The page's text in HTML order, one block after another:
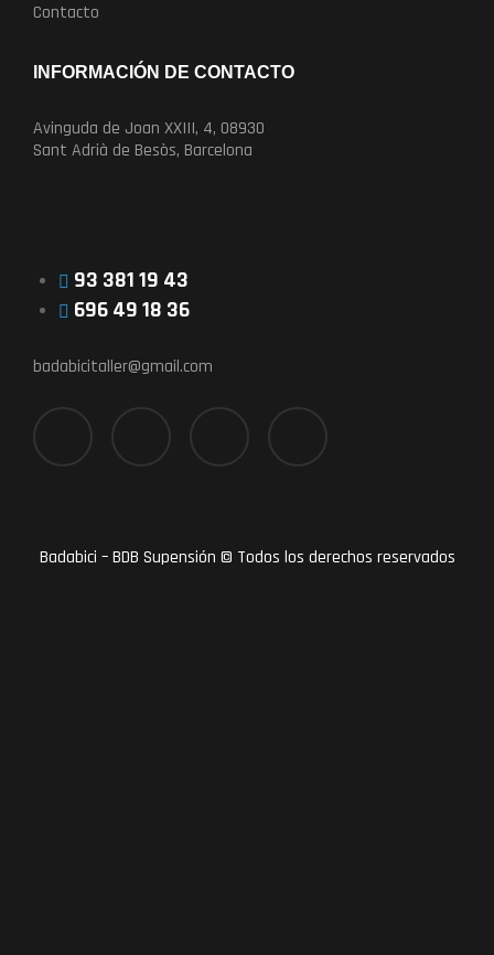
Contacto
INFORMACIÓN DE CONTACTO
Avinguda de Joan XXIII, 4, 08930
Sant Adrià de Besòs, Barcelona
93 381 19 43
696 49 18 36
badabicitaller@gmail.com
Badabici – BDB Supensión © Todos los derechos reservados